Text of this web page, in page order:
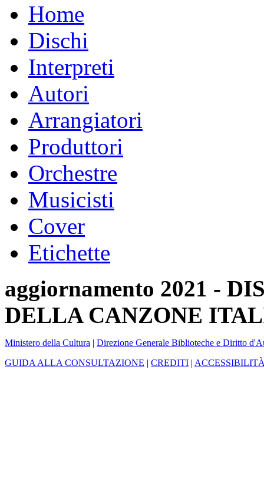
Home
Dischi
Interpreti
Autori
Arrangiatori
Produttori
Orchestre
Musicisti
Cover
Etichette
aggiornamento 2021 -
DELLA CANZONE
Ministero della Cultura | Direzione Generale Biblioteche e Diritto
GUIDA ALLA CONSULTAZIONE | CREDITI |